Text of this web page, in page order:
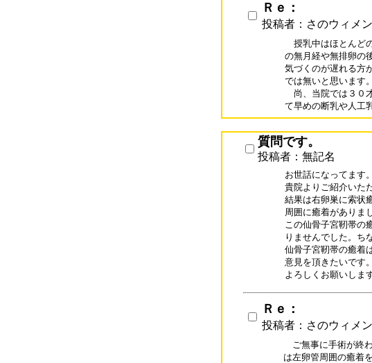
Ｒｅ：
投稿者：さのウィメ
授乳中はほとんど
の無月経や無排卵の
気づくのが遅れる方
では無いと思います。
尚、当院では３０
て早めの断乳や人工
質問です。
投稿者：無記名
お世話になってます。
貴院よりご紹介いた
結果は右卵巣に索状
周囲に癒着がありま
この仙骨子宮靭帯の
りませんでした。ち
仙骨子宮靭帯の癒着
意見を頂きたいです。
よろしくお願いします
Ｒｅ：
投稿者：さのウィメ
ご無事に手術が終
は左卵管周囲の癒着